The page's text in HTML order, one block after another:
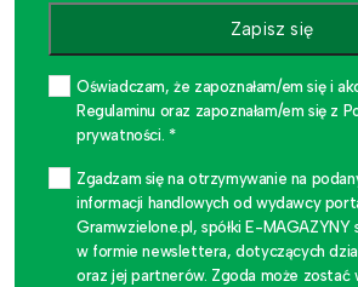
Zapisz się
Oświadczam, że zapoznałam/em się i
Regulaminu oraz zapoznałam/em się z
prywatności. *
Zgadzam się na otrzymywanie na
informacji handlowych od wydawcy
Gramwzielone.pl, spółki E-MAGAZYNY
w formie newslettera, dotyczących
oraz jej partnerów. Zgoda może zostać